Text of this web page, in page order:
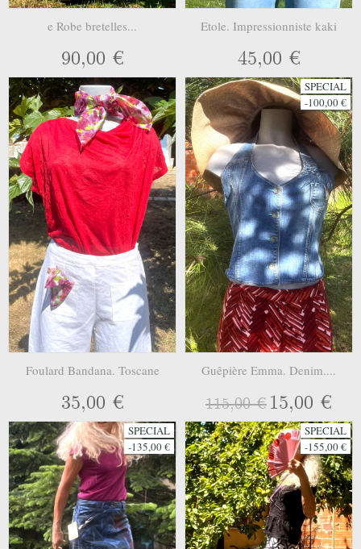
e Robe bretelles...
90,00 €
Etole. Impressionniste kaki
45,00 €
Foulard Bandana. Toscane
35,00 €
SPECIAL
-100,00 €
Guêpière Emma. Denim....
115,00 € 15,00 €
SPECIAL
-135,00 €
SPECIAL
-155,00 €